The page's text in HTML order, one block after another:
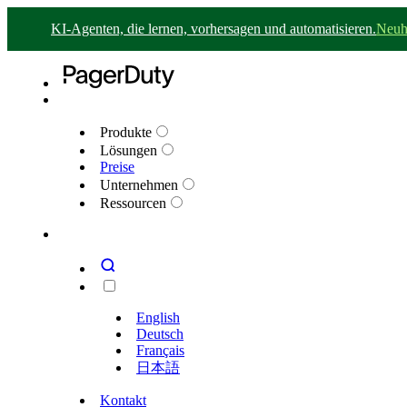
KI-Agenten, die lernen, vorhersagen und automatisieren.
Produkte
Lösungen
Preise
Unternehmen
Ressourcen
English
Deutsch
Français
日本語
Kontakt